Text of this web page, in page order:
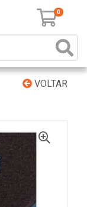
0
VOLTAR